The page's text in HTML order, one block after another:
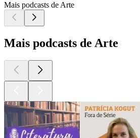
Mais podcasts de Arte
Mais podcasts de Arte